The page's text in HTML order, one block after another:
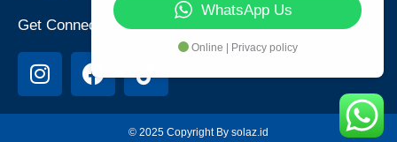
Get Connected
I
n
a
i
t
© 2025 Copyright By solaz.id
WhatsApp Us
Online | Privacy policy